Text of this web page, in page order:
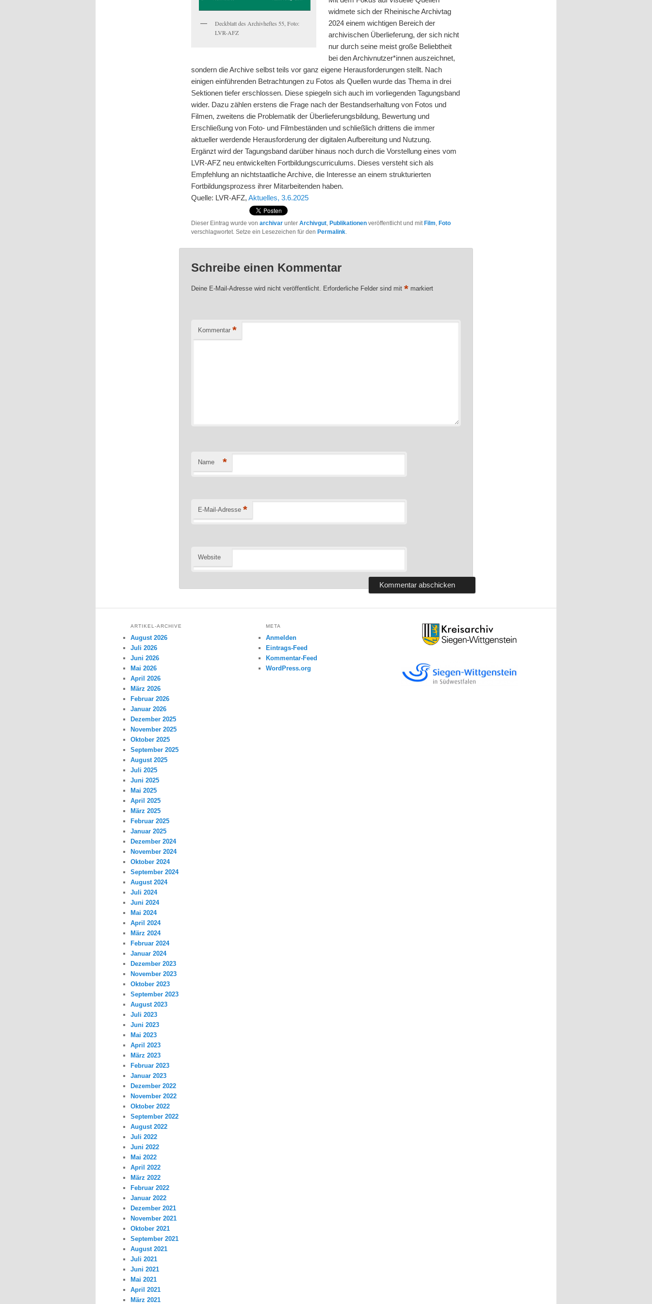
Deckblatt des Archivheftes 55, Foto:
LVR-AFZ
widmete sich der Rheinische Archivtag
2024 einem wichtigen Bereich der
archivischen Überlieferung, der sich nicht
nur durch seine meist große Beliebtheit
bei den Archivnutzer*innen auszeichnet,
sondern die Archive selbst teils vor ganz eigene Herausforderungen stellt. Nach
einigen einführenden Betrachtungen zu Fotos als Quellen wurde das Thema in drei
Sektionen tiefer erschlossen. Diese spiegeln sich auch im vorliegenden Tagungsband
wider. Dazu zählen erstens die Frage nach der Bestandserhaltung von Fotos und
Filmen, zweitens die Problematik der Überlieferungsbildung, Bewertung und
Erschließung von Foto- und Filmbeständen und schließlich drittens die immer
aktueller werdende Herausforderung der digitalen Aufbereitung und Nutzung.
Ergänzt wird der Tagungsband darüber hinaus noch durch die Vorstellung eines vom
LVR-AFZ neu entwickelten Fortbildungscurriculums. Dieses versteht sich als
Empfehlung an nichtstaatliche Archive, die Interesse an einem strukturierten
Fortbildungsprozess ihrer Mitarbeitenden haben.
Quelle: LVR-AFZ,Aktuelles, 3.6.2025
Dieser Eintrag wurde vonarchivar unterArchivgut, Publikationen veröffentlicht und mit Film, Foto
verschlagwortet. Setze ein Lesezeichen für den Permalink.
Schreibe einen Kommentar
Deine E-Mail-Adresse wird nicht veröffentlicht. Erforderliche Felder sind mit* markiert
Kommentar *
Name *
E-Mail-Adresse *
Website
ARTIKEL-ARCHIVE
August 2026
Juli 2026
Juni 2026
Mai 2026
April 2026
März 2026
Februar 2026
Januar 2026
Dezember 2025
November 2025
Oktober 2025
September 2025
August 2025
Juli 2025
Juni 2025
Mai 2025
April 2025
März 2025
Februar 2025
Januar 2025
Dezember 2024
November 2024
Oktober 2024
September 2024
August 2024
Juli 2024
Juni 2024
Mai 2024
April 2024
März 2024
Februar 2024
Januar 2024
Dezember 2023
November 2023
Oktober 2023
September 2023
August 2023
Juli 2023
Juni 2023
Mai 2023
April 2023
März 2023
Februar 2023
Januar 2023
Dezember 2022
November 2022
Oktober 2022
September 2022
August 2022
Juli 2022
Juni 2022
Mai 2022
April 2022
März 2022
Februar 2022
Januar 2022
Dezember 2021
November 2021
Oktober 2021
September 2021
August 2021
Juli 2021
Juni 2021
Mai 2021
April 2021
März 2021
META
Anmelden
Eintrags-Feed
Kommentar-Feed
WordPress.org